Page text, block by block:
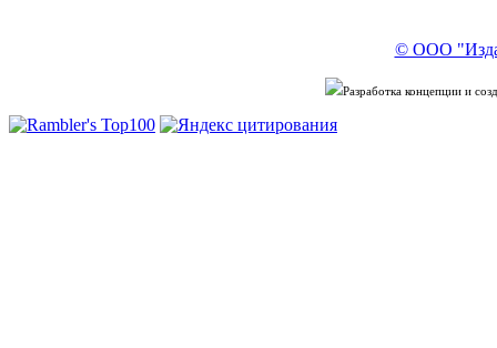
© ООО
Разработка концепции и